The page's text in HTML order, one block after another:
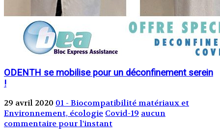
ODENTH se mobilise pour un déconfinement serein
!
29 avril 2020 01 - Biocompatibilité matériaux et
Environnement, écologie Covid-19 aucun
commentaire pour l'instant